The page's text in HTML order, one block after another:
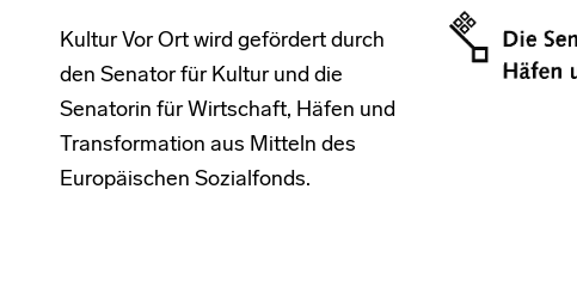
Kultur Vor Ort wird gefördert durch
den Senator für Kultur und die
Senatorin für Wirtschaft, Häfen und
Transformation aus Mitteln des
Europäischen Sozialfonds.